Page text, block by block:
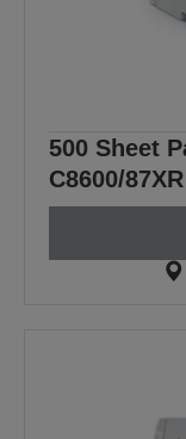
500 Sheet
C8600/